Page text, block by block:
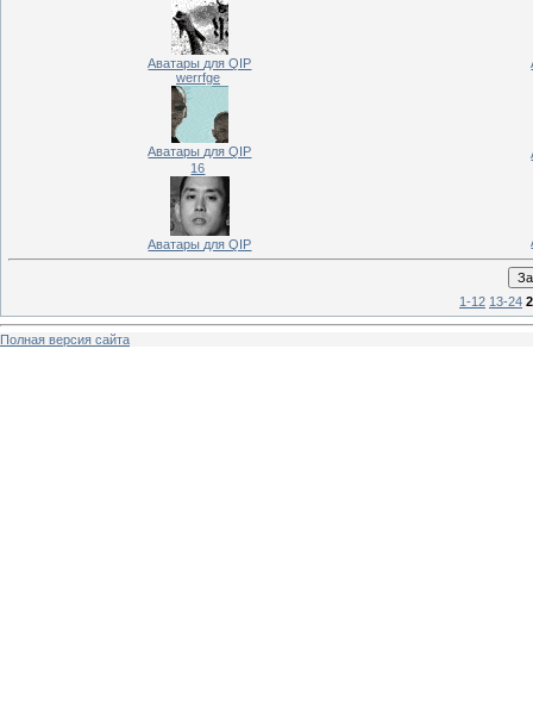
Аватары для QIP
werrfge
Аватары для QIP
16
Аватары для QIP
1-12 13-24
Полная версия сайта